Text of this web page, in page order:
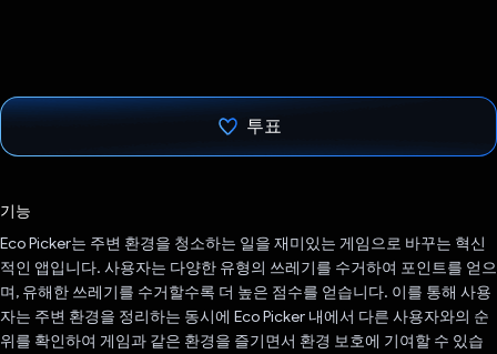
투표
기능
Eco Picker는 주변 환경을 청소하는 일을 재미있는 게임으로 바꾸는 혁신
적인 앱입니다. 사용자는 다양한 유형의 쓰레기를 수거하여 포인트를 얻으
며, 유해한 쓰레기를 수거할수록 더 높은 점수를 얻습니다. 이를 통해 사용
자는 주변 환경을 정리하는 동시에 Eco Picker 내에서 다른 사용자와의 순
위를 확인하여 게임과 같은 환경을 즐기면서 환경 보호에 기여할 수 있습